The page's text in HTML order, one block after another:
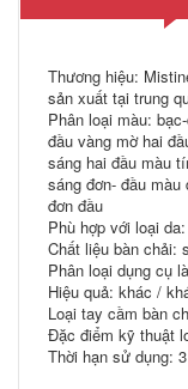
Thương hiệu:
sản xuất tại trung
Phân loại màu:
đầu vàng mờ hai
sáng hai đầu màu
sáng đơn- đầu màu
đơn đầu
Phù hợp với loại
Chất liệu bàn chải:
Phân loại dụng cụ
Hiệu quả: khác /
Loại tay cầm bàn
Đặc điểm kỹ thuật
Thời hạn sử dụng: